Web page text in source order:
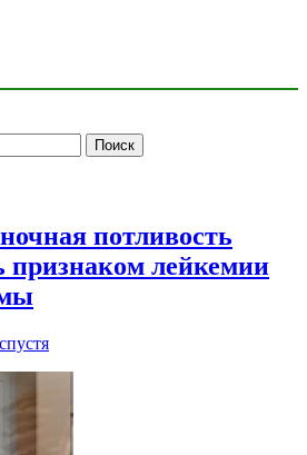
потливость
признаком лейкемии